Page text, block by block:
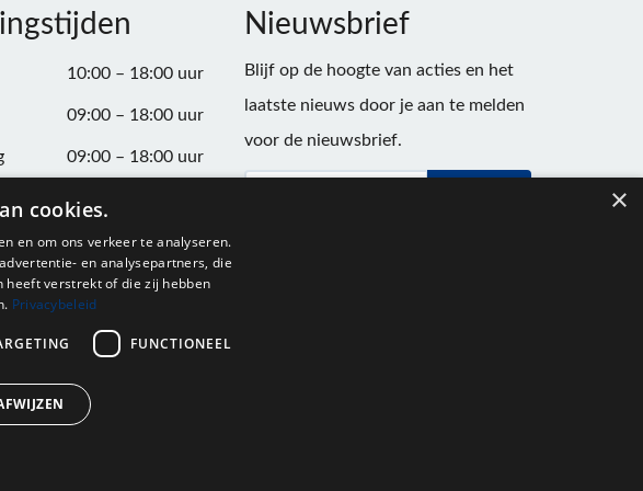
10:00 – 18:00 uur
09:00 – 18:00 uur
09:00 – 18:00 uur
09:00 – 20:00 uur
09:00 – 18:00 uur
09:00 – 17:00 uur
Nieuwsbrief
Blijf op de hoogte van acties en het
laatste nieuws door je aan te melden
voor de nieuwsbrief.
×
cookies.
en om ons verkeer te analyseren.
en analysepartners, die
heeft verstrekt of die zij hebben
Privacybeleid
FUNCTIONEEL